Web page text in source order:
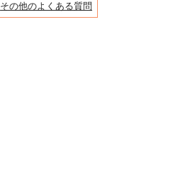
その他のよくある質問